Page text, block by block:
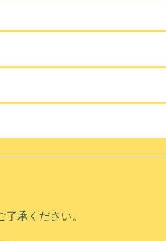
承ください。